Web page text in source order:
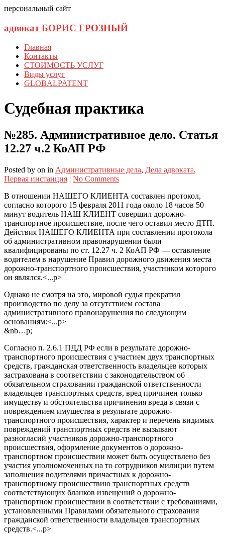
персональный сайт
адвокат БОРИС ГРОЗНЫЙ
Главная
Контакты
СТОИМОСТЬ УСЛУГ
Виды услуг
GLOBALPATENT
Судебная практика
№285. Административное дело. Статья
12.27 ч.2 КоАП РФ
Posted by on in Административные дела, Дела адвоката,
Первая инстанция | No Comments
В отношении НАШЕГО КЛИЕНТА составлен протокол,
согласно которого 15 февраля 2011 года около 18 часов 50
минут водитель НАШ КЛИЕНТ совершил дорожно-
транспортное происшествие, после чего оставил место ДТП.
Действия НАШЕГО КЛИЕНТА при составлении протокола
об административном правонарушении были
квалифицированы по ст. 12.27 ч. 2 КоАП РФ — оставление
водителем в нарушение Правил дорожного движения места
дорожно-транспортного происшествия, участником которого
он являлся.<...p>
Однако не смотря на это, мировой судья прекратил
производство по делу за отсутствием состава
административного правонарушения по следующим
основаниям:<...p>
&nb…p;
Согласно п. 2.6.1 ПДД РФ если в результате дорожно-
транспортного происшествия с участием двух транспортных
средств, гражданская ответственность владельцев которых
застрахована в соответствии с законодательством об
обязательном страховании гражданской ответственности
владельцев транспортных средств, вред причинен только
имуществу и обстоятельства причинения вреда в связи с
повреждением имущества в результате дорожно-
транспортного происшествия, характер и перечень видимых
повреждений транспортных средств не вызывают
разногласий участников дорожно-транспортного
происшествия, оформление документов о дорожно-
транспортном происшествии может быть осуществлено без
участия уполномоченных на то сотрудников милиции путем
заполнения водителями причастных к дорожно-
транспортному происшествию транспортных средств
соответствующих бланков извещений о дорожно-
транспортном происшествии в соответствии с требованиями,
установленными Правилами обязательного страхования
гражданской ответственности владельцев транспортных
средств.<...p>